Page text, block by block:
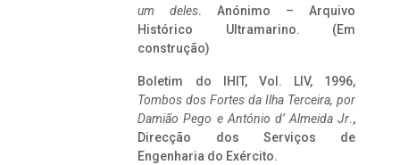
um deles. Anónimo – Arquivo
Histórico Ultramarino. (Em
construção)
Boletim do IHIT, Vol. LIV, 1996,
Tombos dos Fortes da Ilha Terceira, por
Damião Pego e António d’ Almeida Jr.,
Direcção dos Serviços de
Engenharia do Exército.